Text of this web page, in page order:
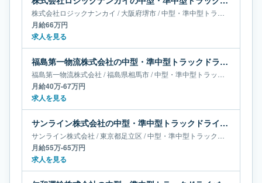
株式会社ロジックナンカイ /大阪府堺市/中型・準中型トラックドライバー
月給66万円
求人を見る
福島第一物流株式会社の中型・準中型トラックドライバー求人｜福島県相馬市｜月給40万-67万円
福島第一物流株式会社 /福島県相馬市/中型・準中型トラックドライバー
月給40万-67万円
求人を見る
サンライン株式会社の中型・準中型トラックドライバー求人｜東京都足立区｜月給55万-65万円
サンライン株式会社 /東京都足立区 /中型・準中型トラックドライバー
月給55万-65万円
求人を見る